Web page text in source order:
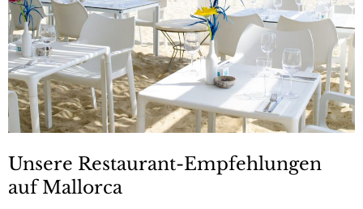
Unsere Restaurant-Empfehlungen
auf Mallorca